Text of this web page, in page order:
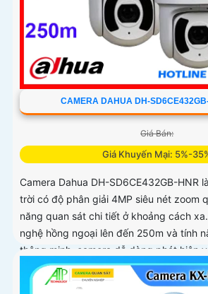
CAMERA DAHUA DH-
Giá Bán:
Giá Khuyến Mại: 5%-
Camera Dahua DH-SD6CE432GB-HNR
trời có độ phân giải 4MP siêu nét zoom
năng quan sát chi tiết ở khoảng cách
nghệ hồng ngoại lên đến 250m và tính
thông minh, camera dễ dàng phát hiện
mục tiêu chuyển động